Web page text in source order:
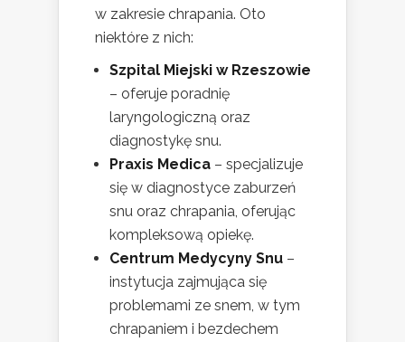
w zakresie chrapania. Oto
niektóre z nich:
Szpital Miejski w Rzeszowie
– oferuje poradnię
laryngologiczną oraz
diagnostykę snu.
Praxis Medica – specjalizuje
się w diagnostyce zaburzeń
snu oraz chrapania, oferując
kompleksową opiekę.
Centrum Medycyny Snu –
instytucja zajmująca się
problemami ze snem, w tym
chrapaniem i bezdechem